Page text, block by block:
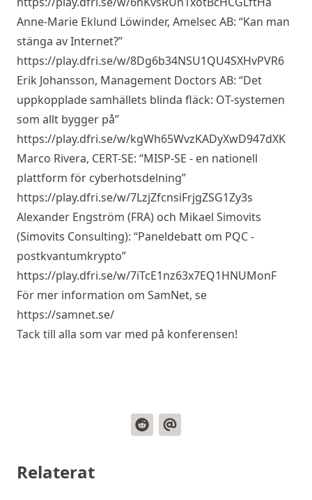
Anne-Marie Eklund Löwinder, Amelsec AB: “Kan man
stänga av Internet?”
https://play.dfri.se/w/8Dg6b34NSU1QU4SXHvPVR6
Erik Johansson, Management Doctors AB: “Det
uppkopplade samhällets blinda fläck: OT-systemen
som allt bygger på”
https://play.dfri.se/w/kgWh65WvzKADyXwD947dXK
Marco Rivera, CERT-SE: “MISP-SE - en nationell
plattform för cyberhotsdelning”
https://play.dfri.se/w/7LzjZfcnsiFrjgZSG1Zy3s
Alexander Engström (FRA) och Mikael Simovits
(Simovits Consulting): “Paneldebatt om PQC -
postkvantumkrypto”
https://play.dfri.se/w/7iTcE1nz63x7EQ1HNUMonF
För mer information om SamNet, se
https://samnet.se/
Tack till alla som var med på konferensen!
Relaterat